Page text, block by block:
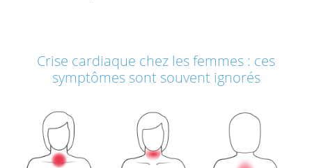
Crise cardiaque chez les femmes : ces
symptômes sont souvent ignorés